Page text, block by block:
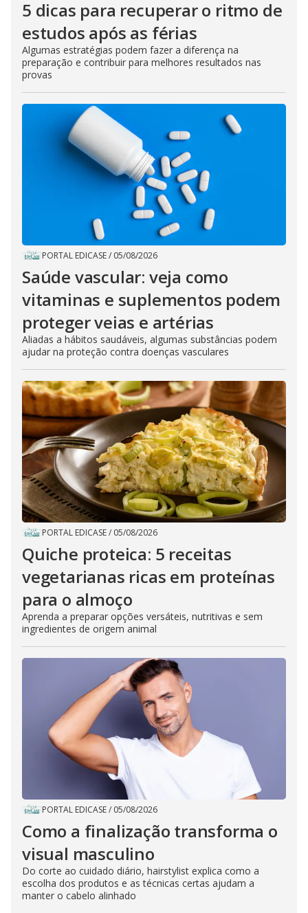
5 dicas para recuperar o ritmo de
estudos após as férias
Algumas estratégias podem fazer a diferença na
preparação e contribuir para melhores resultados nas
provas
PORTAL EDICASE/ 05/08/2026
Saúde vascular: veja como
vitaminas e suplementos podem
proteger veias e artérias
Aliadas a hábitos saudáveis, algumas substâncias podem
ajudar na proteção contra doenças vasculares
PORTAL EDICASE/ 05/08/2026
Quiche proteica: 5 receitas
vegetarianas ricas em proteínas
para o almoço
Aprenda a preparar opções versáteis, nutritivas e sem
ingredientes de origem animal
PORTAL EDICASE/ 05/08/2026
Como a finalização transforma o
visual masculino
Do corte ao cuidado diário, hairstylist explica como a
escolha dos produtos e as técnicas certas ajudam a
manter o cabelo alinhado